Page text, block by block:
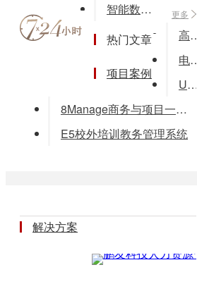
更多
热门文章
项目案例
智能数字管理平台解决方案
高亚科技CRM微信营销解决方案
电子档案查询系统
UTOP人力资源管理系统
8Manage商务与项目一体化管理 破解业务管理断层问题解决方案
E5校外培训教务管理系统
解决方案